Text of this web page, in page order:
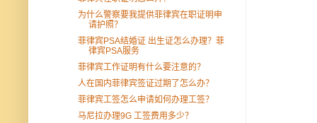
为什么警察要我提供菲律宾在职证明申
请护照？
菲律宾PSA结婚证 出生证怎么办理？菲
律宾PSA服务
菲律宾工作证明有什么要注意的？
人在国内菲律宾签证过期了怎么办？
菲律宾工签怎么申请如何办理工签？
马尼拉办理9G 工签费用多少？